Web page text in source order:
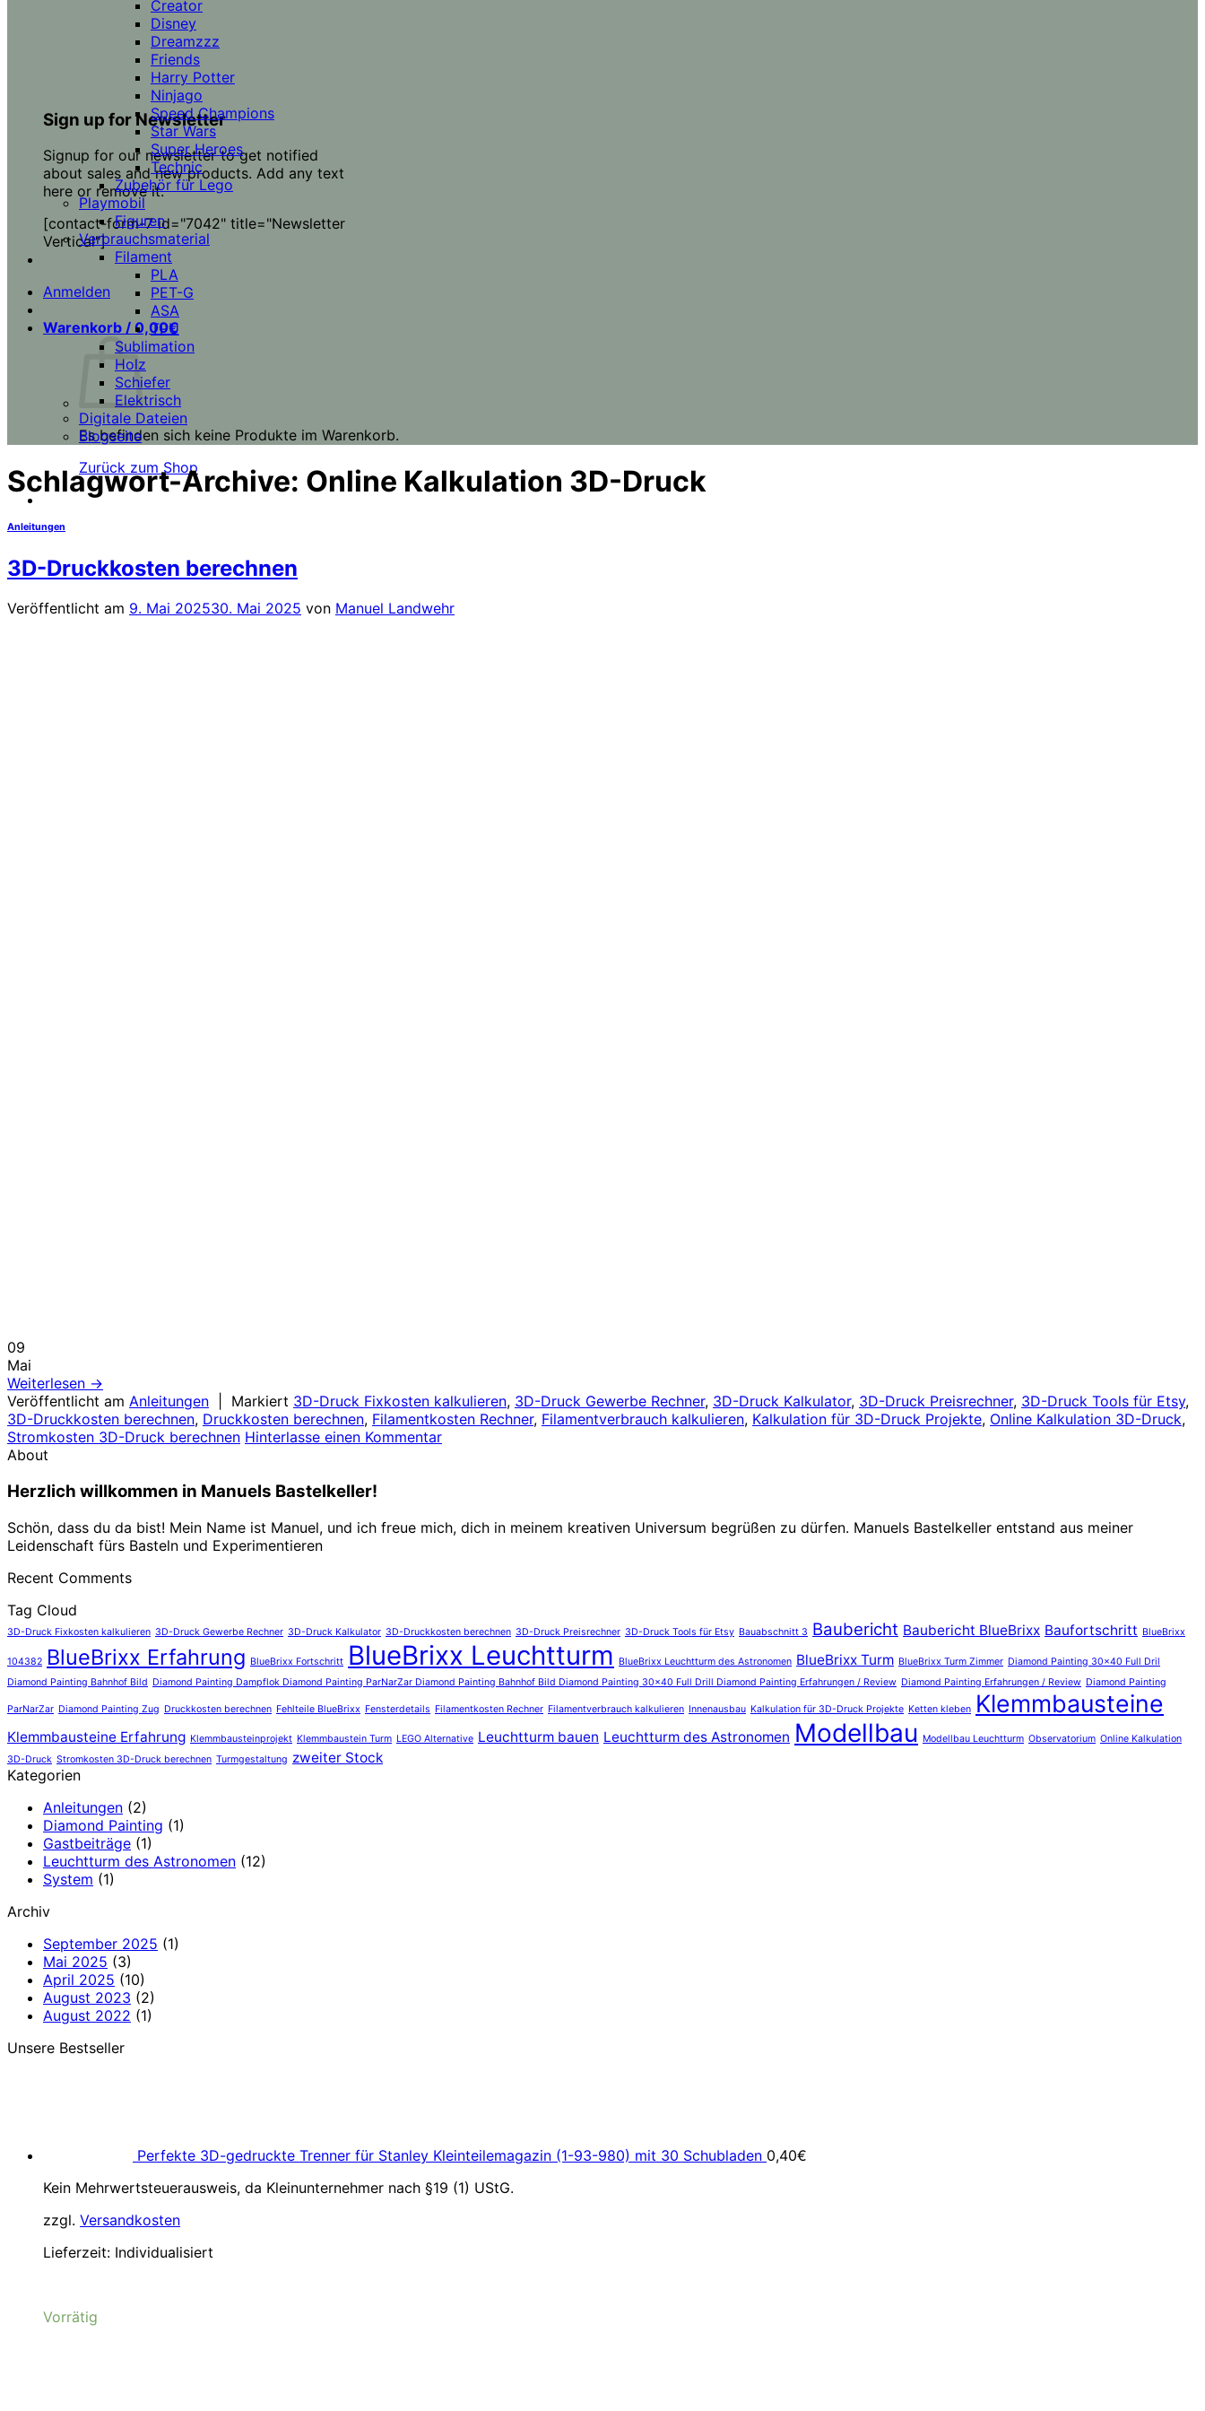
Sign up for Newsletter
Signup for our newsletter to get notified
about sales and new products. Add any text
here or remove it.
[contact-form-7 id="7042" title="Newsletter
Vertical"]
Anmelden
Warenkorb / 0,00€
Es befinden sich keine Produkte im Warenkorb.
Zurück zum Shop
Creator
Disney
Dreamzzz
Friends
Harry Potter
Ninjago
Speed Champions
Star Wars
Super Heroes
Technic
Zubehör für Lego
Playmobil
Figuren
Verbrauchsmaterial
Filament
PLA
PET-G
ASA
TPU
Sublimation
Holz
Schiefer
Elektrisch
Digitale Dateien
Blogseite
Schlagwort-Archive: Online Kalkulation 3D-Druck
Anleitungen
3D-Druckkosten berechnen
Veröffentlicht am 9. Mai 202530. Mai 2025 von Manuel Landwehr
09
Mai
Weiterlesen →
Veröffentlicht am Anleitungen Markiert 3D-Druck Fixkosten kalkulieren, 3D-Druck Gewerbe Rechner, 3D-Druck Kalkulator, 3D-Druck Preisrechner, 3D-Druck Tools für Etsy,
3D-Druckkosten berechnen, Druckkosten berechnen, Filamentkosten Rechner, Filamentverbrauch kalkulieren, Kalkulation für 3D-Druck Projekte, Online Kalkulation 3D-Druck,
Stromkosten 3D-Druck berechnen Hinterlasse einen Kommentar
About
Herzlich willkommen in Manuels Bastelkeller!
Schön, dass du da bist! Mein Name ist Manuel, und ich freue mich, dich in meinem kreativen Universum begrüßen zu dürfen. Manuels Bastelkeller entstand aus meiner
Leidenschaft fürs Basteln und Experimentieren
Recent Comments
Tag Cloud
3D-Druck Fixkosten kalkulieren 3D-Druck Gewerbe Rechner 3D-Druck Kalkulator 3D-Druckkosten berechnen 3D-Druck Preisrechner 3D-Druck Tools für Etsy Bauabschnitt 3 Baubericht Baubericht BlueBrixx Baufortschritt BlueBrixx
104382 BlueBrixx Erfahrung BlueBrixx Fortschritt BlueBrixx Leuchtturm BlueBrixx Leuchtturm des Astronomen BlueBrixx Turm BlueBrixx Turm Zimmer Diamond Painting 30x40 Full Dril
Diamond Painting Bahnhof Bild Diamond Painting Dampflok Diamond Painting ParNarZar Diamond Painting Bahnhof Bild Diamond Painting 30x40 Full Drill Diamond Painting Erfahrungen / Review Diamond Painting Erfahrungen / Review Diamond Painting
ParNarZar Diamond Painting Zug Druckkosten berechnen Fehlteile BlueBrixx Fensterdetails Filamentkosten Rechner Filamentverbrauch kalkulieren Innenausbau Kalkulation für 3D-Druck Projekte Ketten kleben Klemmbausteine
Klemmbausteine Erfahrung Klemmbausteinprojekt Klemmbaustein Turm LEGO Alternative Leuchtturm bauen Leuchtturm des Astronomen Modellbau Modellbau Leuchtturm Observatorium Online Kalkulation
3D-Druck Stromkosten 3D-Druck berechnen Turmgestaltung zweiter Stock
Kategorien
Anleitungen (2)
Diamond Painting (1)
Gastbeiträge (1)
Leuchtturm des Astronomen (12)
System (1)
Archiv
September 2025 (1)
Mai 2025 (3)
April 2025 (10)
August 2023 (2)
August 2022 (1)
Unsere Bestseller
Perfekte 3D-gedruckte Trenner für Stanley Kleinteilemagazin (1-93-980) mit 30 Schubladen 0,40€
Kein Mehrwertsteuerausweis, da Kleinunternehmer nach §19 (1) UStG.
zzgl. Versandkosten
Lieferzeit: Individualisiert
Vorrätig